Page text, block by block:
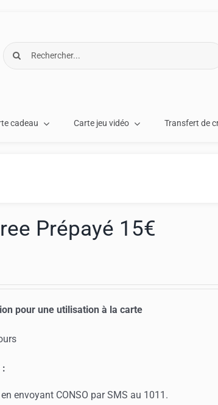
Rechercher:
cadeau Carte jeu vidéo Transfert de
Prépayé 15€
pour une utilisation à la carte
:
envoyant CONSO par SMS au 1011.